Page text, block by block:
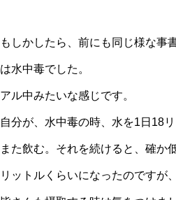
もしかしたら、前にも同じ様な事
は水中毒でした。
アル中みたいな感じです。
自分が、水中毒の時、水を1日18
また飲む。それを続けると、確か
リットルくらいになったのですが